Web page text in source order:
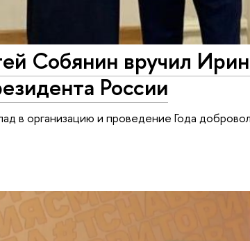
Собянин вручил
России
в организацию и проведение Года